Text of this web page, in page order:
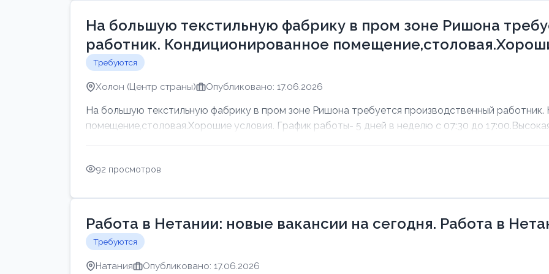
На большую текстильную фабрику в пром зоне Ришона
работник. Кондиционированное
Требуются
Холон (Центр страны) Опубликовано: 17.06.2026
На большую текстильную фабрику в пром зоне Ришона требуется производственный
помещение,столовая.Хорошие условия. График работы- 5 дней в неделю с 07:30 до
92 просмотров
Работа в Нетании: новые вакансии на сегодня. Работа в
Требуются
Натания Опубликовано: 17.06.2026